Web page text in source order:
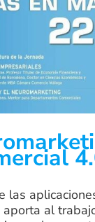
las
aporta al